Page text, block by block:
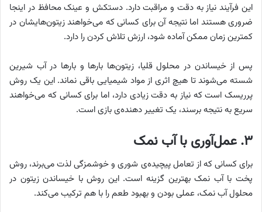
این فرآیند نیاز به دقت و مراقبت دارد. دستکش و عینک محافظ در اینجا
ضروری هستند اما نتیجه آن برای کسانی که می‌خواهند زیتون‌هایشان در
کمترین زمان ممکن آماده شود، ارزش تلاش کردن را دارد.
پس از خیساندن در محلول قلیا، زیتون‌ها بارها و بارها در آب شیرین
شسته می‌شوند تا هیچ اثری از مواد شیمیایی باقی نماند. این یک روش
پرریسک است که نیاز به دقت زیادی دارد، اما برای کسانی که می‌خواهند
سریع به نتیجه برسند، یک تغییر دهنده‌ی بازی است.
۳. عمل‌آوری با آب نمک
برای کسانی که از تعامل پیچیده‌ی شوری و خوشمزگی لذت می‌برند، روش
پخت با آب نمک بهترین گزینه است. این روش با خیساندن زیتون در
محلول آب نمک، عملی بودن و بهبود طعم را با هم ترکیب می‌کند.